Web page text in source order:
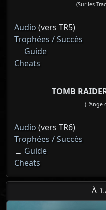
(Sur les
Audio (vers TR5)
Trophées / Succès
∟ Guide
Cheats
TOMB
(L'Ange
Audio (vers TR6)
Trophées / Succès
∟ Guide
Cheats
À